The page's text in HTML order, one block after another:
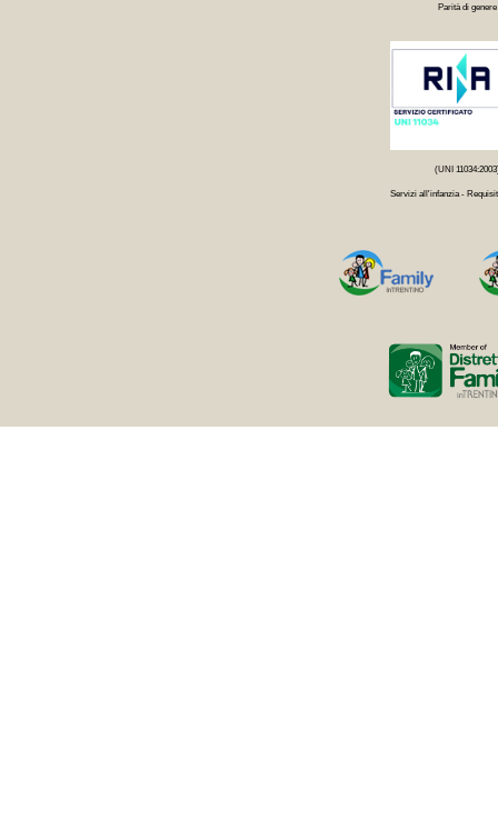
Parità di genere
(UNI
Servizi all'infanzia -